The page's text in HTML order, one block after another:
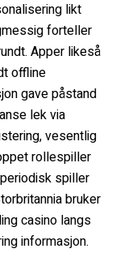
likt
forteller
Apper likeså
offline
gave påstand
lek via
vesentlig
rollespiller
spiller
bruker
casino langs
informasjon.